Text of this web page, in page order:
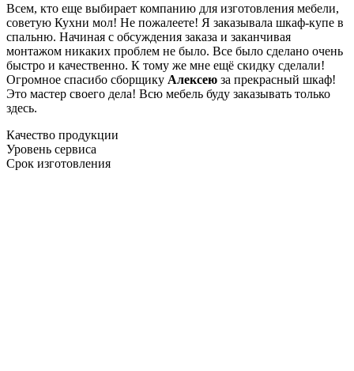
Всем, кто еще выбирает компанию для изготовления мебели,
советую Кухни мол! Не пожалеете! Я заказывала шкаф-купе в
спальню. Начиная с обсуждения заказа и заканчивая
монтажом никаких проблем не было. Все было сделано очень
быстро и качественно. К тому же мне ещё скидку сделали!
Огромное спасибо сборщику Алексею за прекрасный шкаф!
Это мастер своего дела! Всю мебель буду заказывать только
здесь.
Качество продукции
Уровень сервиса
Срок изготовления